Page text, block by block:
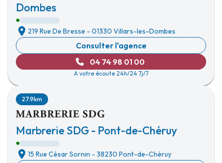
Dombes
219 Rue De Bresse - 01330 Villars-les-Dombes
Consulter l'agence
04 74 98 01 00
A votre écoute 24h/24 7j/7
Marbrerie SDG - Pont-de-Chéruy
27.9km
15 Rue César Sornin - 38230 Pont-de-Chéruy